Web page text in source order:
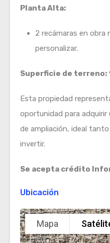
Planta Alta:
2 recámaras en obra
personalizar.
Superficie de terreno:
Esta propiedad
oportunidad para
de ampliación, ideal
invertir.
Se acepta crédito
Ubicación
Mapa